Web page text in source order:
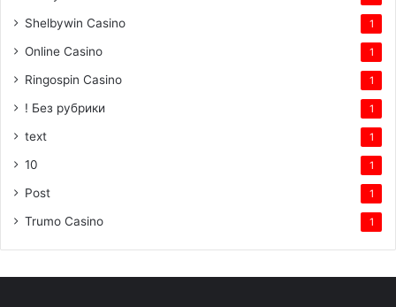
Shelbywin Casino 1
Online Casino 1
Ringospin Casino 1
! Без рубрики 1
text 1
10 1
Post 1
Trumo Casino 1